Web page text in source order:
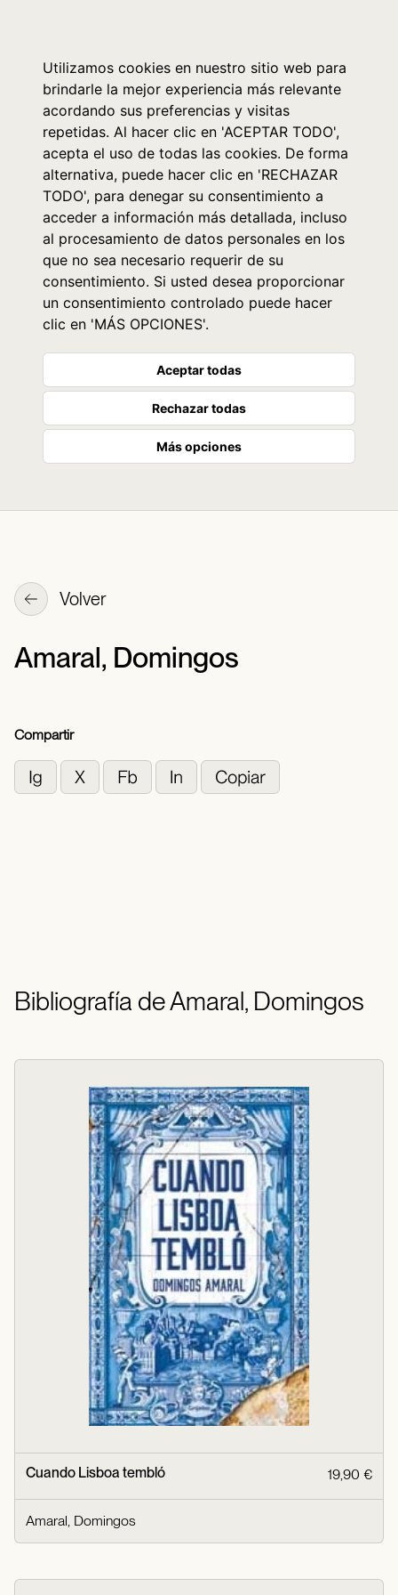
Utilizamos cookies en nuestro sitio web para
brindarle la mejor experiencia más relevante
acordando sus preferencias y visitas
repetidas. Al hacer clic en 'ACEPTAR TODO',
acepta el uso de todas las cookies. De forma
alternativa, puede hacer clic en 'RECHAZAR
TODO', para denegar su consentimiento a
acceder a información más detallada, incluso
al procesamiento de datos personales en los
que no sea necesario requerir de su
consentimiento. Si usted desea proporcionar
un consentimiento controlado puede hacer
clic en 'MÁS OPCIONES'.
Aceptar todas
Rechazar todas
Más opciones
Volver
Amaral, Domingos
Compartir
Bibliografía de Amaral, Domingos
Cuando Lisboa tembló 19,90 €
Amaral, Domingos